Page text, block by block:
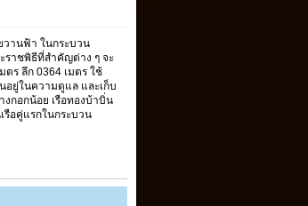
วานฟ้า ในกระบวน
ราชพิธีที่สำคัญต่าง ๆ จะ
ตร ลึก 0364 เมตร ใช้
อยู่ในความดูแล และเก็บ
กอกน้อย เรือทองบ้าบิ่น
รือคู่แรกในกระบวน